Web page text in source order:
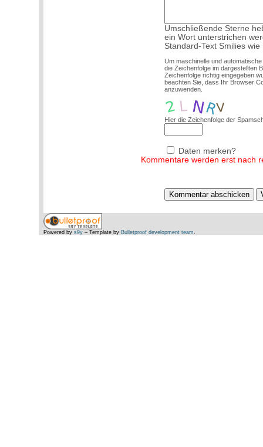
Umschließende Sterne
ein Wort unterstrichen
Standard-Text Smilies
Um maschinelle und
die Zeichenfolge im dargestellten
Zeichenfolge richtig eingegeben
beachten Sie, dass Ihr Browser
anzuwenden.
Hier die Zeichenfolge der
Daten merken?
Kommentare werden erst nach
Powered by s9y– Template by Bulletproof development team